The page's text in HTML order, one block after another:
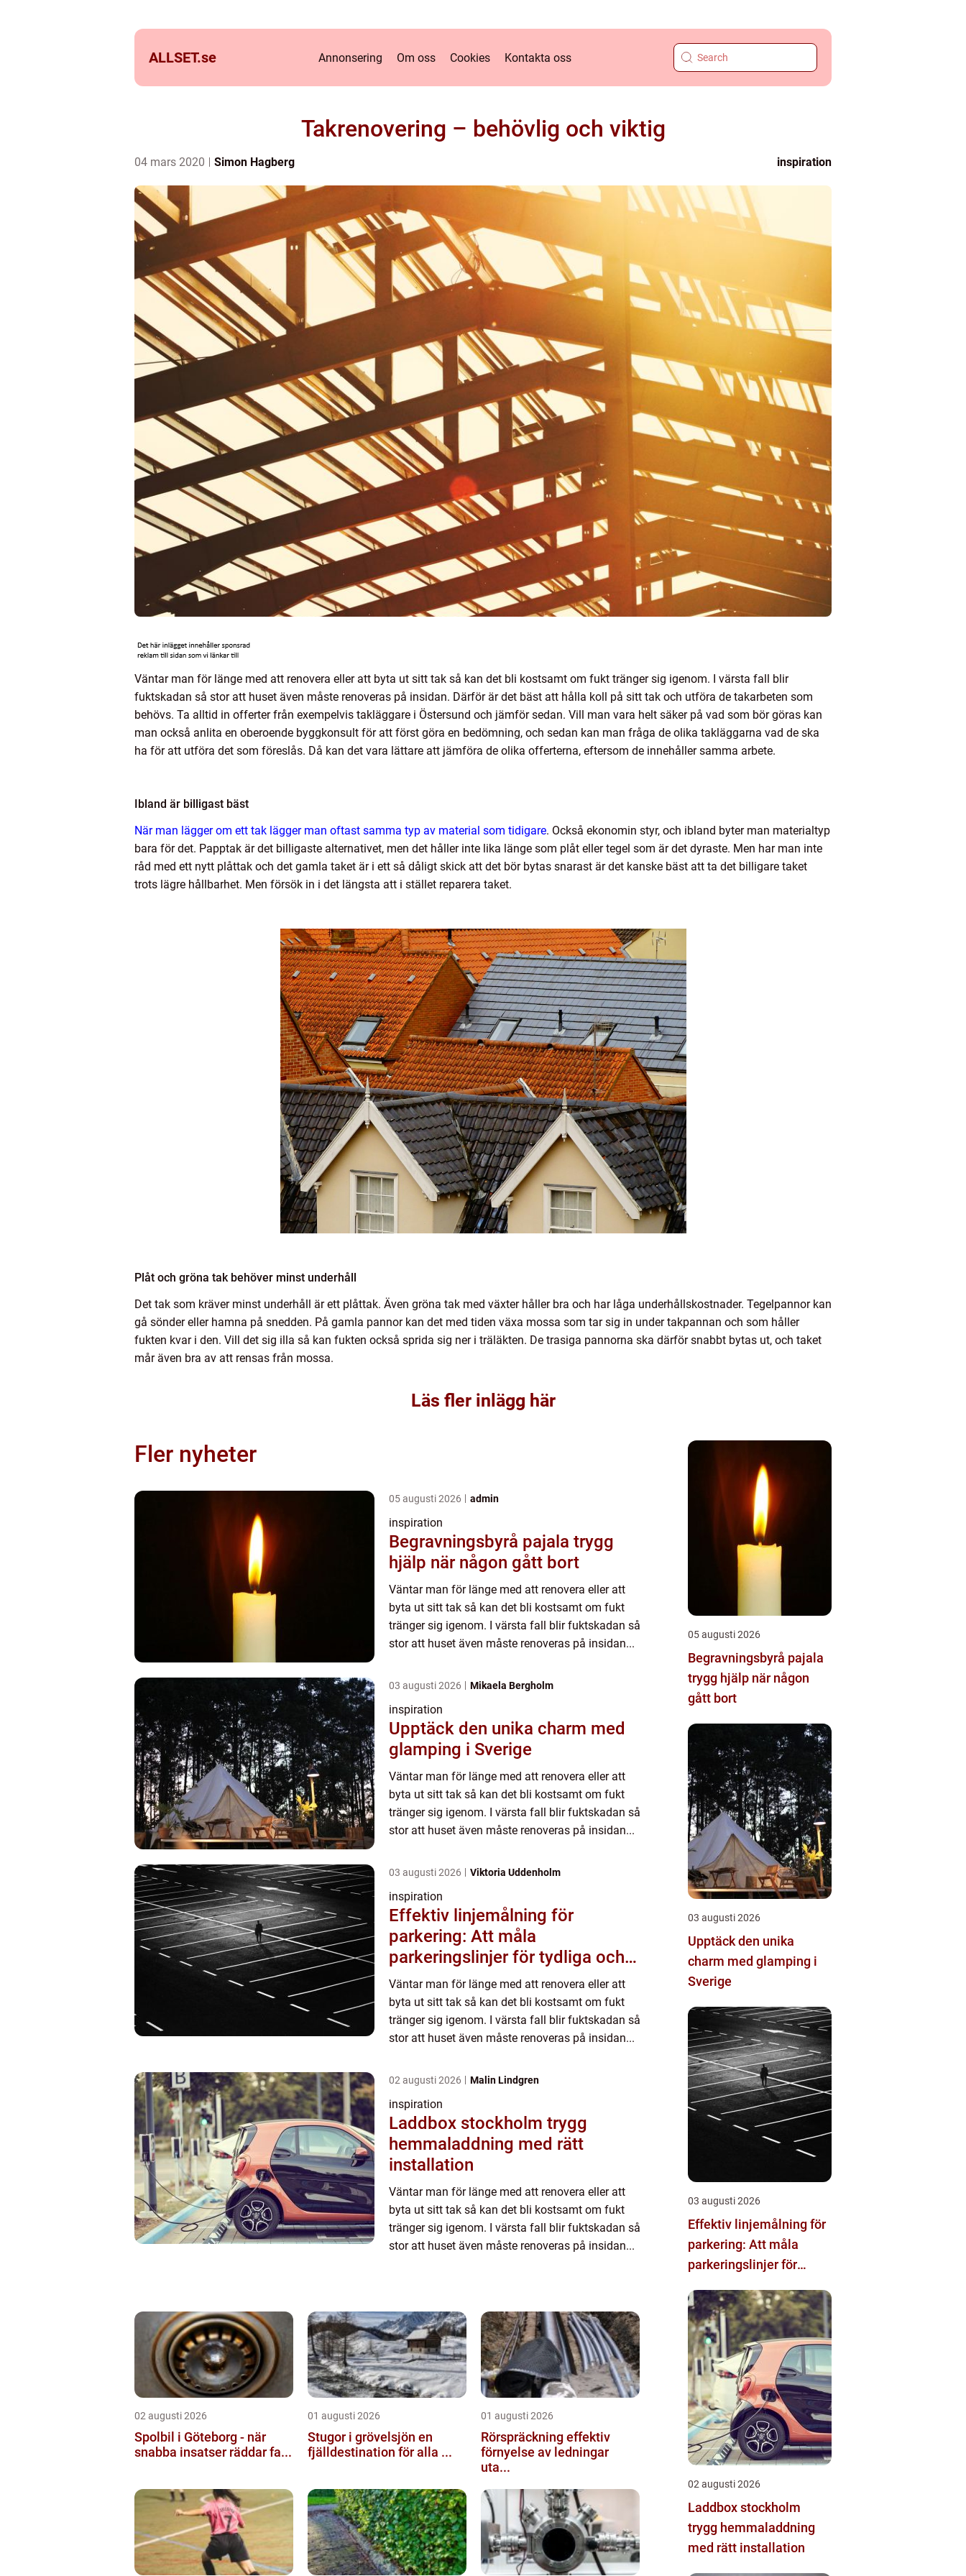
ALLSET.se Annonsering Om oss Cookies Kontakta oss
Takrenovering – behövlig och viktig
04 mars 2020 Simon Hagberg inspiration
Väntar man för länge med att renovera eller att byta ut sitt tak så kan det bli kostsamt om fukt tränger sig igenom. I värsta fall blir
fuktskadan så stor att huset även måste renoveras på insidan. Därför är det bäst att hålla koll på sitt tak och utföra de takarbeten som
behövs. Ta alltid in offerter från exempelvis takläggare i Östersund och jämför sedan. Vill man vara helt säker på vad som bör göras kan
man också anlita en oberoende byggkonsult för att först göra en bedömning, och sedan kan man fråga de olika takläggarna vad de ska
ha för att utföra det som föreslås. Då kan det vara lättare att jämföra de olika offerterna, eftersom de innehåller samma arbete.
Ibland är billigast bäst
När man lägger om ett tak lägger man oftast samma typ av material som tidigare. Också ekonomin styr, och ibland byter man materialtyp
bara för det. Papptak är det billigaste alternativet, men det håller inte lika länge som plåt eller tegel som är det dyraste. Men har man inte
råd med ett nytt plåttak och det gamla taket är i ett så dåligt skick att det bör bytas snarast är det kanske bäst att ta det billigare taket
trots lägre hållbarhet. Men försök in i det längsta att i stället reparera taket.
Plåt och gröna tak behöver minst underhåll
Det tak som kräver minst underhåll är ett plåttak. Även gröna tak med växter håller bra och har låga underhållskostnader. Tegelpannor kan
gå sönder eller hamna på snedden. På gamla pannor kan det med tiden växa mossa som tar sig in under takpannan och som håller
fukten kvar i den. Vill det sig illa så kan fukten också sprida sig ner i träläkten. De trasiga pannorna ska därför snabbt bytas ut, och taket
mår även bra av att rensas från mossa.
Läs fler inlägg här
Fler nyheter
05 augusti 2026 admin
inspiration
Begravningsbyrå pajala trygg
hjälp när någon gått bort
Väntar man för länge med att renovera eller att
byta ut sitt tak så kan det bli kostsamt om fukt
tränger sig igenom. I värsta fall blir fuktskadan så
stor att huset även måste renoveras på insidan...
03 augusti 2026 Mikaela Bergholm
inspiration
Upptäck den unika charm med
glamping i Sverige
Väntar man för länge med att renovera eller att
byta ut sitt tak så kan det bli kostsamt om fukt
tränger sig igenom. I värsta fall blir fuktskadan så
stor att huset även måste renoveras på insidan...
03 augusti 2026 Viktoria Uddenholm
inspiration
Effektiv linjemålning för
parkering: Att måla
parkeringslinjer för tydliga och
säkra parkeringsytor
Väntar man för länge med att renovera eller att
byta ut sitt tak så kan det bli kostsamt om fukt
tränger sig igenom. I värsta fall blir fuktskadan så
stor att huset även måste renoveras på insidan...
02 augusti 2026 Malin Lindgren
inspiration
Laddbox stockholm trygg
hemmaladdning med rätt
installation
Väntar man för länge med att renovera eller att
byta ut sitt tak så kan det bli kostsamt om fukt
tränger sig igenom. I värsta fall blir fuktskadan så
stor att huset även måste renoveras på insidan...
02 augusti 2026
Spolbil i Göteborg - när
snabba insatser räddar fa...
01 augusti 2026
Stugor i grövelsjön en
fjälldestination för alla ...
01 augusti 2026
Rörspräckning effektiv
förnyelse av ledningar
uta...
05 augusti 2026
Begravningsbyrå pajala
trygg hjälp när någon
gått bort
03 augusti 2026
Upptäck den unika
charm med glamping i
Sverige
03 augusti 2026
Effektiv linjemålning för
parkering: Att måla
parkeringslinjer för
parkeringsytor
02 augusti 2026
Laddbox stockholm
trygg hemmaladdning
med rätt installation